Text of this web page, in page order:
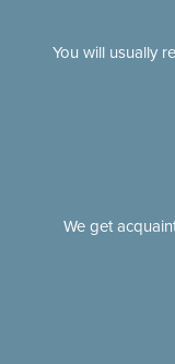
You will usually
We get